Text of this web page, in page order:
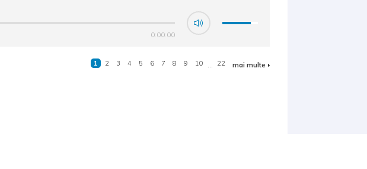
0:00:00
1 2 3 4 5 6 7 8 9 10 ... 22 mai multe